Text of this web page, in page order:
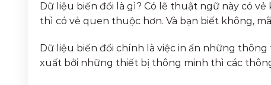
Dữ liệu biến đổi là gì? Có lẽ thuật ngữ này có
thì có vẻ quen thuộc hơn. Và bạn biết không,
Dữ liệu biến đổi chính là việc in ấn những
xuất bởi những thiết bị thông minh thì các